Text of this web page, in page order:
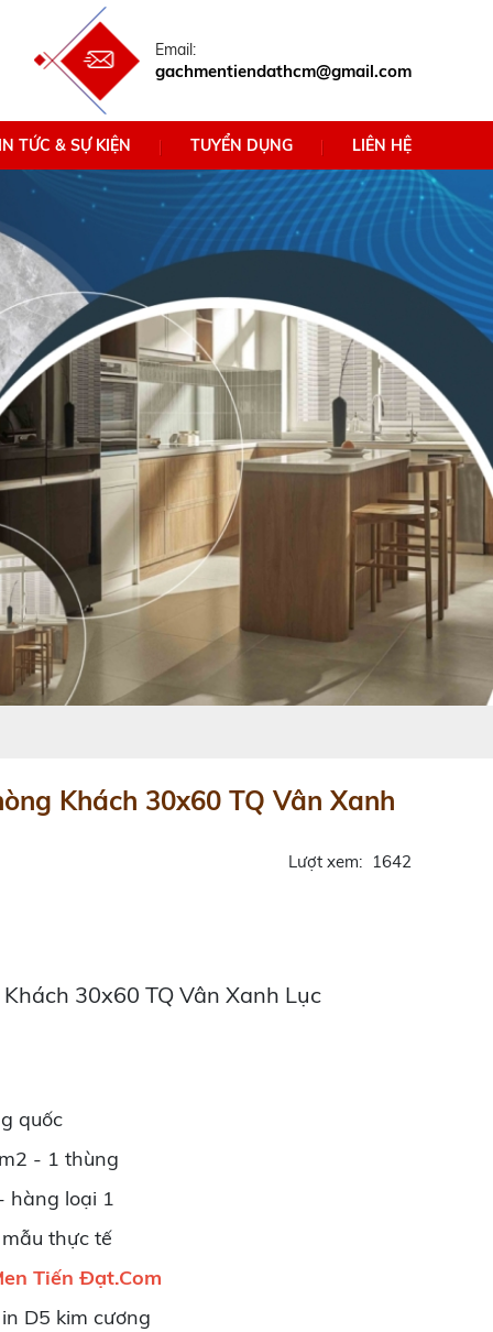
Email:
gachmentiendathcm@gmail.com
TỨC & SỰ KIỆN TUYỂN DỤNG LIÊN HỆ
Khách 30x60 TQ Vân Xanh
Lượt xem: 1642
30x60 TQ Vân Xanh Lục
quốc
- 1 thùng
loại 1
thực tế
Tiến Đạt.Com
D5 kim cương